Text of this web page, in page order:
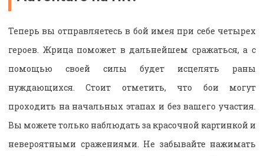
Теперь вы отправляетесь в бой имея при себе четырех
героев. Жрица поможет в дальнейшем сражаться, а с
помощью своей силы будет исцелять раны
нуждающихся. Стоит отметить, что бои могут
проходить на начальных этапах и без вашего участия.
Вы можете только наблюдать за красочной картинкой и
невероятными сражениями. Не забывайте нажимать